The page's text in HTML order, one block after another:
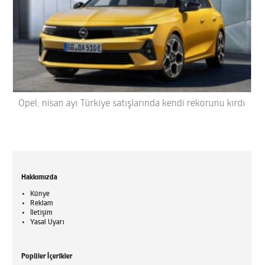
Opel, nisan ayı Türkiye satışlarında kendi rekorunu kırdı
Hakkımızda
Künye
Reklam
İletişim
Yasal Uyarı
Popüler İçerikler